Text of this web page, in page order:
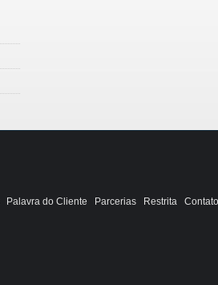
Palavra do Cliente Parcerias Restrita Contato